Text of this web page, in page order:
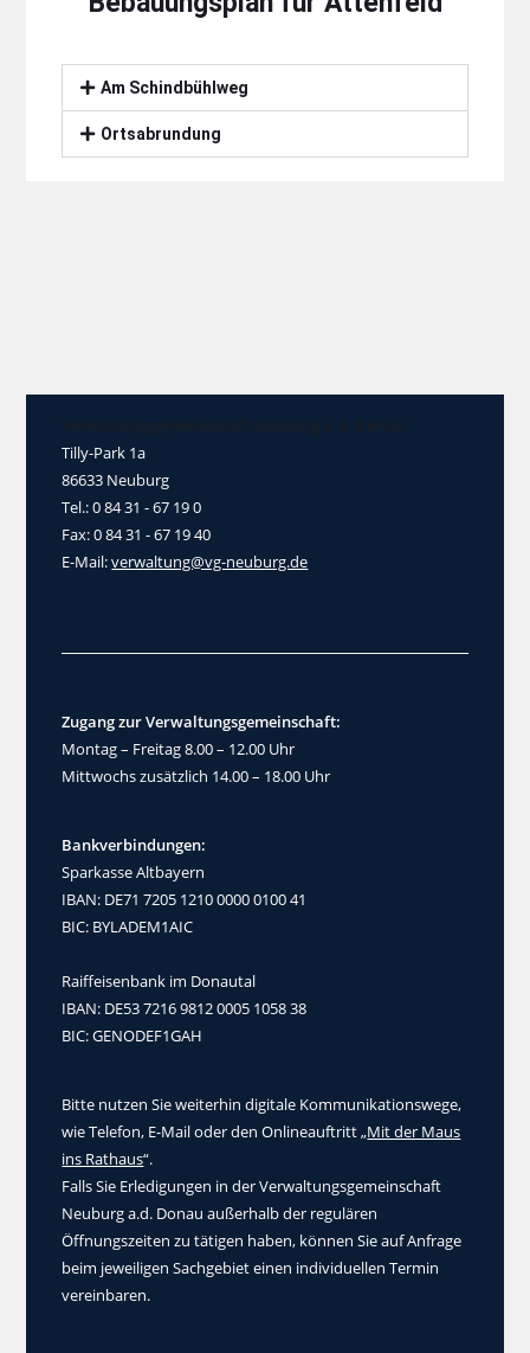
Am Schindbühlweg
Ortsabrundung
Tilly-Park 1a
86633 Neuburg
Tel.: 0 84 31 - 67 19 0
Fax: 0 84 31 - 67 19 40
E-Mail:verwaltung@vg-neuburg.de
Zugang zur Verwaltungsgemeinschaft:
Montag – Freitag 8.00 – 12.00 Uhr
Mittwochs zusätzlich 14.00 – 18.00 Uhr
Bankverbindungen:
Sparkasse Altbayern
IBAN: DE71 7205 1210 0000 0100 41
BIC: BYLADEM1AIC
Raiffeisenbank im Donautal
IBAN: DE53 7216 9812 0005 1058 38
BIC: GENODEF1GAH
Bitte nutzen Sie weiterhin digitale Kommunikationswege,
wie Telefon, E-Mail oder den Onlineauftritt „Mit der Maus
ins Rathaus“.
Falls Sie Erledigungen in der Verwaltungsgemeinschaft
Neuburg a.d. Donau außerhalb der regulären
Öffnungszeiten zu tätigen haben, können Sie auf Anfrage
beim jeweiligen Sachgebiet einen individuellen Termin
vereinbaren.